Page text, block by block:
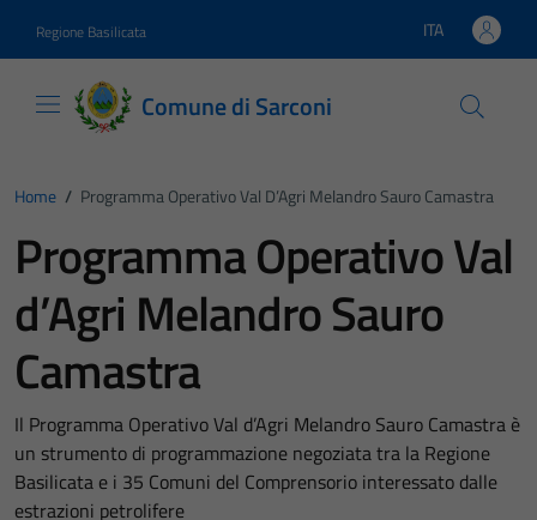
Regione Basilicata Lingua attiva:
ITA
Comune di Sarconi
Home / Programma Operativo Val D’Agri Melandro Sauro Camastra
Programma Operativo Val
d’Agri Melandro Sauro
Camastra
Il Programma Operativo Val d’Agri Melandro Sauro Camastra è
un strumento di programmazione negoziata tra la Regione
Basilicata e i 35 Comuni del Comprensorio interessato dalle
estrazioni petrolifere